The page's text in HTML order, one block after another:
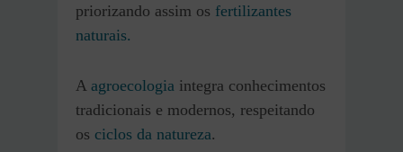
priorizando assim os fertilizantes
naturais.
A agroecologia integra conhecimentos
tradicionais e modernos, respeitando
os ciclos da natureza.